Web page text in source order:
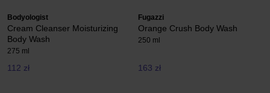
Bodyologist
Cream Cleanser Moisturizing
Body Wash
275 ml
112 zł
Fugazzi
Orange Crush Body Wash
250 ml
163 zł